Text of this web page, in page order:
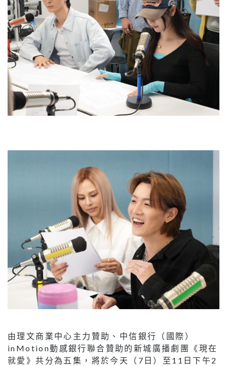
由理文商業中心主力贊助、中信銀行（國際）
inMotion動感銀行聯合贊助的新城廣播劇團《現在
就愛》共分為五集，將於今天（7日）至11日下午2